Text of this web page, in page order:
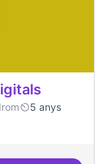
5 anys